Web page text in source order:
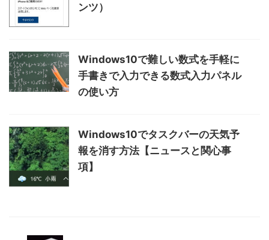
ンツ）
Windows10で難しい数式を手軽に
手書きで入力できる数式入力パネル
の使い方
Windows10でタスクバーの天気予
報を消す方法【ニュースと関心事
項】